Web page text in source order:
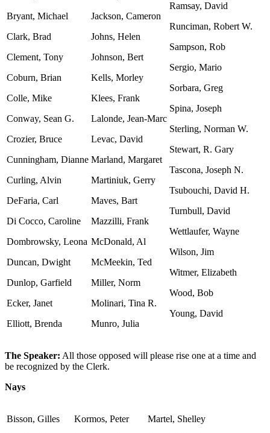
Bryant, Michael
Clark, Brad
Clement, Tony
Coburn, Brian
Colle, Mike
Conway, Sean G.
Crozier, Bruce
Cunningham, Dianne
Curling, Alvin
DeFaria, Carl
Di Cocco, Caroline
Dombrowsky, Leona
Duncan, Dwight
Dunlop, Garfield
Ecker, Janet
Elliott, Brenda
Jackson, Cameron
Johns, Helen
Johnson, Bert
Kells, Morley
Klees, Frank
Lalonde, Jean-Marc
Levac, David
Marland, Margaret
Martiniuk, Gerry
Maves, Bart
Mazzilli, Frank
McDonald, Al
McMeekin, Ted
Miller, Norm
Molinari, Tina R.
Munro, Julia
Ramsay, David
Runciman, Robert W.
Sampson, Rob
Sergio, Mario
Sorbara, Greg
Spina, Joseph
Sterling, Norman W.
Stewart, R. Gary
Tascona, Joseph N.
Tsubouchi, David H.
Turnbull, David
Wettlaufer, Wayne
Wilson, Jim
Witmer, Elizabeth
Wood, Bob
Young, David
The Speaker: All those opposed will please rise one at a time and
be recognized by the Clerk.
Nays
Bisson, Gilles
Kormos, Peter
Martel, Shelley